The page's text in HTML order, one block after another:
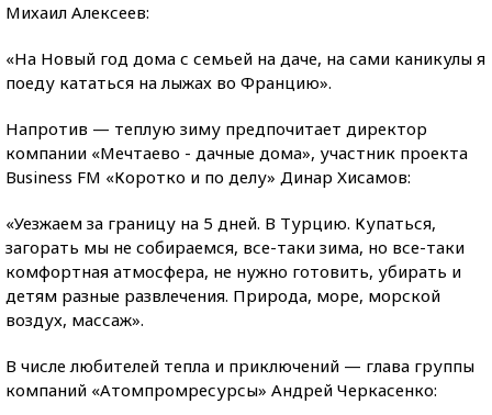
Михаил Алексеев:
«На Новый год дома с семьей на даче, на сами каникулы я
поеду кататься на лыжах во Францию».
Напротив — теплую зиму предпочитает директор
компании «Мечтаево - дачные дома», участник проекта
Business FM «Коротко и по делу» Динар Хисамов:
«Уезжаем за границу на 5 дней. В Турцию. Купаться,
загорать мы не собираемся, все-таки зима, но все-таки
комфортная атмосфера, не нужно готовить, убирать и
детям разные развлечения. Природа, море, морской
воздух, массаж».
В числе любителей тепла и приключений — глава группы
компаний «Атомпромресурсы» Андрей Черкасенко: